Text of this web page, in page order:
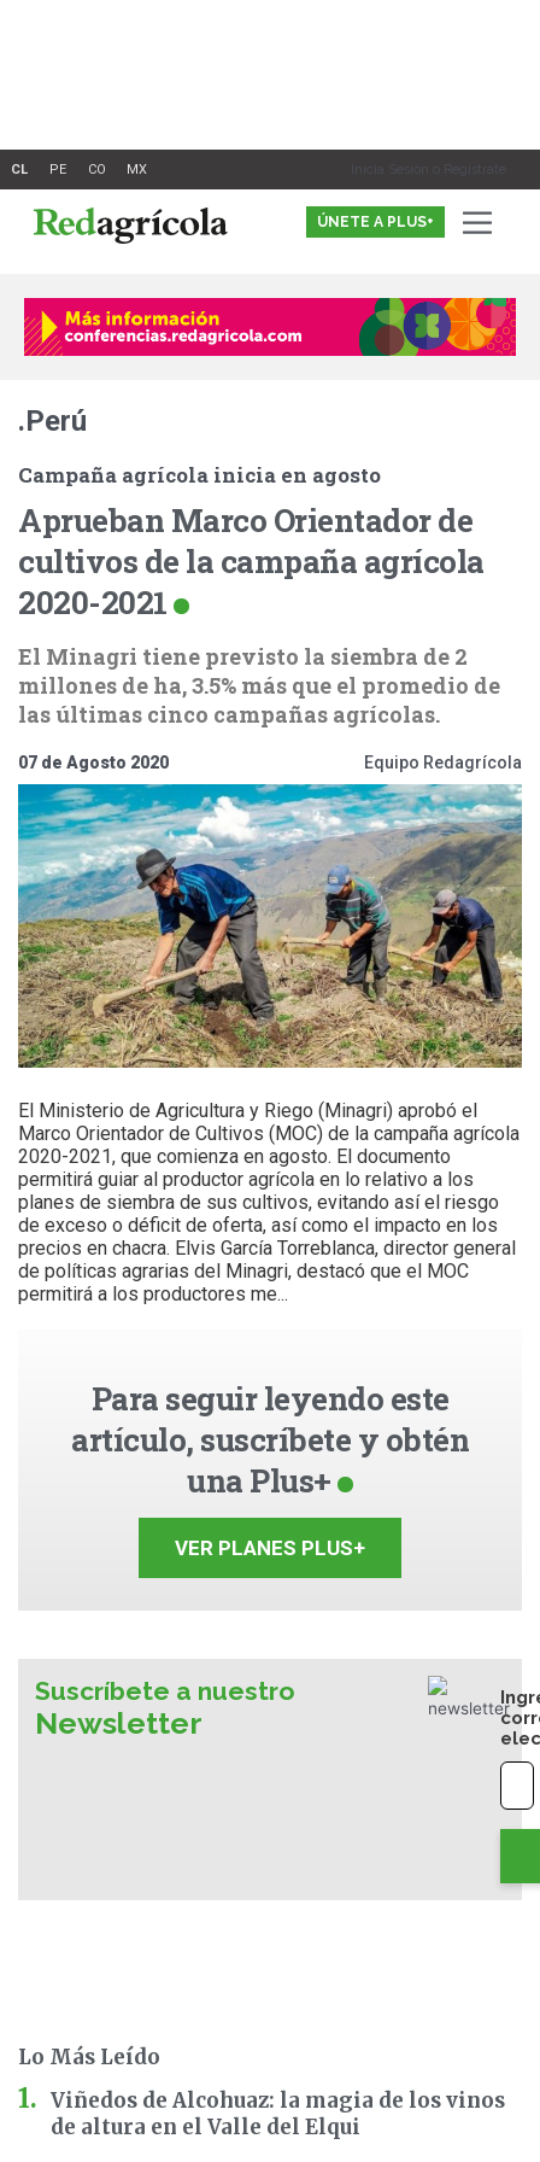
Inicia Sesión o Registrate
ÚNETE A PLUS+
.Perú
Campaña agrícola inicia en agosto
Aprueban Marco Orientador de
cultivos de la campaña agrícola
2020-2021
El Minagri tiene previsto la siembra de 2
millones de ha, 3.5% más que el promedio de
las últimas cinco campañas agrícolas.
07 de Agosto 2020 Equipo Redagrícola
El Ministerio de Agricultura y Riego (Minagri) aprobó el
Marco Orientador de Cultivos (MOC) de la campaña agrícola
2020-2021, que comienza en agosto. El documento
permitirá guiar al productor agrícola en lo relativo a los
planes de siembra de sus cultivos, evitando así el riesgo
de exceso o déficit de oferta, así como el impacto en los
precios en chacra. Elvis García Torreblanca, director general
de políticas agrarias del Minagri, destacó que el MOC
permitirá a los productores me...
Para seguir leyendo este
artículo, suscríbete y obtén
una Plus+
VER PLANES PLUS+
Suscríbete a nuestro
Newsletter
Lo Más Leído
Viñedos de Alcohuaz: la magia de los vinos
de altura en el Valle del Elqui